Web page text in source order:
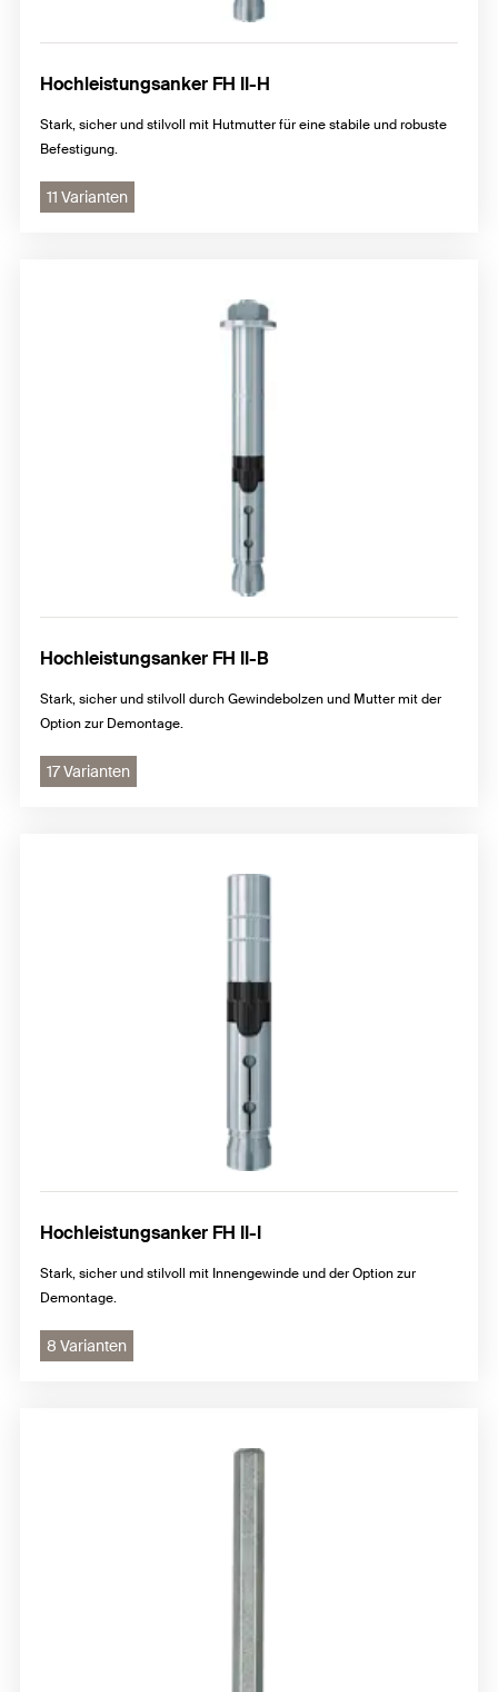
Hochleistungsanker FH II-H
Stark, sicher und stilvoll mit Hutmutter für eine stabile und robuste
Befestigung.
11 Varianten
Hochleistungsanker FH II-B
Stark, sicher und stilvoll durch Gewindebolzen und Mutter mit der
Option zur Demontage.
17 Varianten
Hochleistungsanker FH II-I
Stark, sicher und stilvoll mit Innengewinde und der Option zur
Demontage.
8 Varianten